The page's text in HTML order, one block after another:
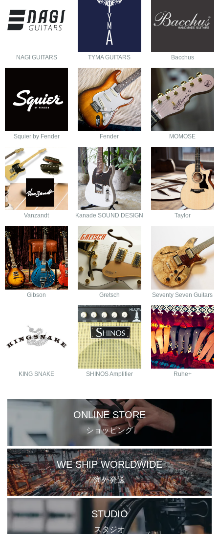
NAGI GUITARS TYMA GUITARS Bacchus
Squier by Fender Fender MOMOSE
Vanzandt Kanade SOUND DESIGN Taylor
Gibson Gretsch Seventy Seven Guitars
KING SNAKE SHINOS Amplifier Ruhe+
ONLINE STORE
ショッピング
WE SHIP WORLDWIDE
海外発送
STUDIO
スタジオ